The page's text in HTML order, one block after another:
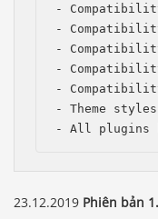
-
-
-
-
-
- Theme
- All plugins
23.12.2019 Phiên bản